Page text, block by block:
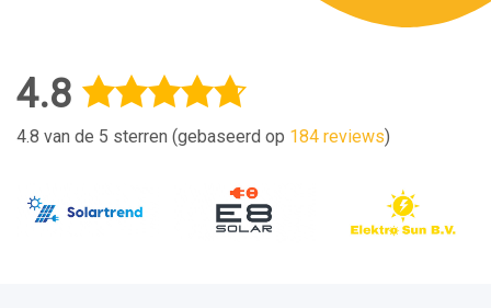
4.8
4.8 van de 5 sterren (gebaseerd op 184 reviews)